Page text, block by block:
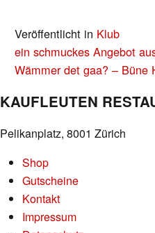
Veröffentlicht in Klub
BEITRAGS-
NAVIGATION
ein schmuckes Angebot
Wämmer det gaa? – Büne
KAUFLEUTEN
Pelikanplatz, 8001 Zürich
Shop
Gutscheine
Kontakt
Impressum